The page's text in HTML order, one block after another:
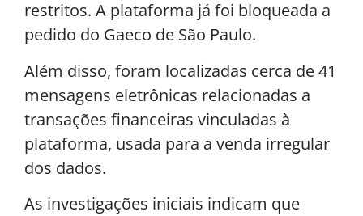
restritos. A plataforma já foi bloqueada a
pedido do Gaeco de São Paulo.
Além disso, foram localizadas cerca de 41
mensagens eletrônicas relacionadas a
transações financeiras vinculadas à
plataforma, usada para a venda irregular
dos dados.
As investigações iniciais indicam que